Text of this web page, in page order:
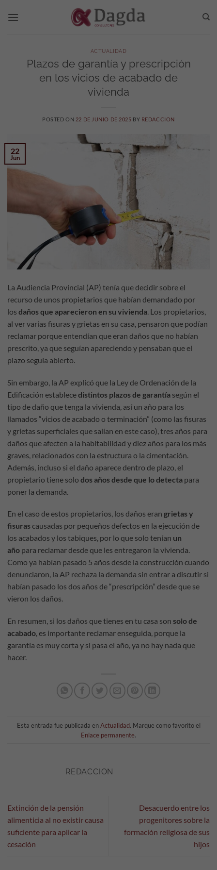
ACTUALIDAD
Plazos de garantía y prescripción
en los vicios de acabado de
vivienda
POSTED ON 22 DE JUNIO DE 2025 BY REDACCION
22
Jun
La Audiencia Provincial (AP) tenía que decidir sobre el
recurso de unos propietarios que habían demandado por
los daños que aparecieron en su vivienda . Los propietarios,
al ver varias fisuras y grietas en su casa, pensaron que podían
reclamar porque entendían que eran daños que no habían
prescrito, ya que seguían apareciendo y pensaban que el
plazo seguía abierto.
Sin embargo, la AP explicó que la Ley de Ordenación de la
Edificación establecedistintos plazos de garantía según el
tipo de daño que tenga la vivienda, así un año para los
llamados “vicios de acabado o terminación” (como las fisuras
y grietas superficiales que salían en este caso), tres años para
daños que afecten a la habitabilidad y diez años para los más
graves, relacionados con la estructura o la cimentación.
Además, incluso si el daño aparece dentro de plazo, el
propietario tiene solo dos años desde que lo detecta para
poner la demanda.
En el caso de estos propietarios, los daños eran grietas y
fisurascausadas por pequeños defectos en la ejecución de
los acabados y los tabiques, por lo que solo tenían un
año para reclamar desde que les entregaron la vivienda.
Como ya habían pasado 5 años desde la construcción cuando
denunciaron, la AP rechaza la demanda sin entrar a discutir si
habían pasado los dos años de “prescripción” desde que se
vieron los daños.
En resumen, si los daños que tienes en tu casa son solo de
acabado, es importante reclamar enseguida, porque la
garantía es muy corta y si pasa el año, ya no hay nada que
hacer.
Esta entrada fue publicada enActualidad. Marque como favorito el
Enlace permanente.
REDACCION
Extinción de la pensión
alimenticia al no existir causa
suficiente para aplicar la
cesación
Desacuerdo entre los
progenitores sobre la
formación religiosa de sus
hijos